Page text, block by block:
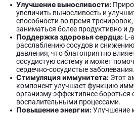
Улучшение выносливости:
увеличить выносливость и
способности во время
заниматься более продуктивно и
Поддержка здоровья сердца: L-
расслаблению сосудов и
давления, что благоприятно
сосудистую систему и может
сердечно-сосудистые заболевания.
Стимуляция иммунитета: Этот
компонент улучшает функцию
организму эффективнее бороться
воспалительными процессами.
Повышение энергии:Улучшение